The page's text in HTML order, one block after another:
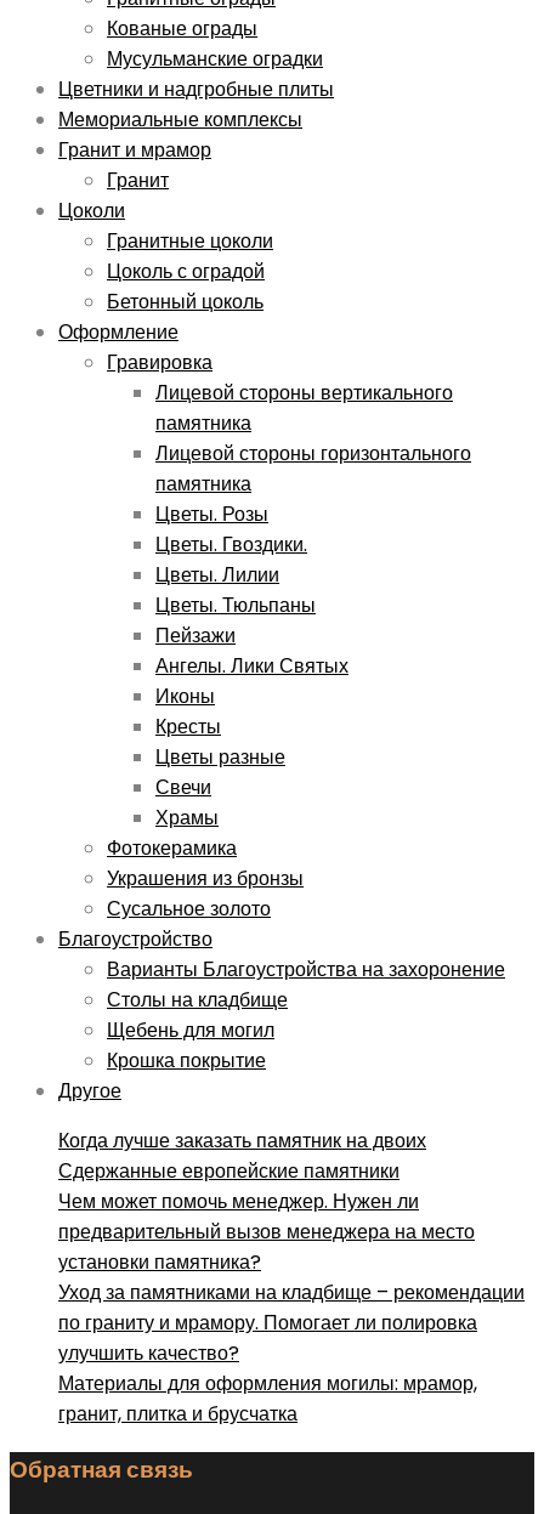
Кованые ограды
Мусульманские оградки
Цветники и надгробные плиты
Мемориальные комплексы
Гранит и мрамор
Гранит
Цоколи
Гранитные цоколи
Цоколь с оградой
Бетонный цоколь
Оформление
Гравировка
Лицевой стороны вертикального
памятника
Лицевой стороны горизонтального
памятника
Цветы. Розы
Цветы. Гвоздики.
Цветы. Лилии
Цветы. Тюльпаны
Пейзажи
Ангелы. Лики Святых
Иконы
Кресты
Цветы разные
Свечи
Храмы
Фотокерамика
Украшения из бронзы
Сусальное золото
Благоустройство
Варианты Благоустройства на захоронение
Столы на кладбище
Щебень для могил
Крошка покрытие
Другое
Когда лучше заказать памятник на двоих
Сдержанные европейские памятники
Чем может помочь менеджер. Нужен ли
предварительный вызов менеджера на место
установки памятника?
Уход за памятниками на кладбище – рекомендации
по граниту и мрамору. Помогает ли полировка
улучшить качество?
Материалы для оформления могилы: мрамор,
гранит, плитка и брусчатка
Обратная связь